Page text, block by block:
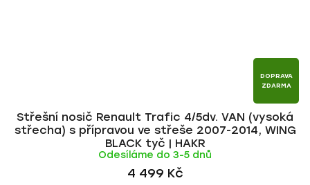
DOPRAVA
ZDARMA
Střešní nosič Renault Trafic 4/5dv. VAN (vysoká
střecha) s přípravou ve střeše 2007-2014, WING
BLACK tyč | HAKR
Odesíláme do 3-5 dnů
4 499 Kč